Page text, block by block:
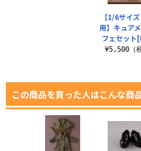
【1/6サイ
用】キュア
フェセッ
¥5,500（税
この商品を買った人はこんな商